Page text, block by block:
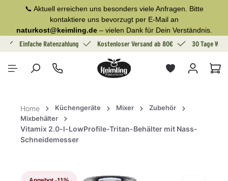
springen
📞 Aktuell erreichen uns besonders viele Anfragen. Bitte
kontaktiere uns bevorzugt per E-Mail an
naturkost@keimling.de– vielen Dank für Dein Verständnis.
Einfache Ratenzahlung Kostenloser Versand ab 80€ 30 Tage
Home Küchengeräte Mixer
Zubehör
Mixbehälter
Vitamix 2.0-l-LowProfile-Tritan-Behälter mit Nass-
Schneidemesser